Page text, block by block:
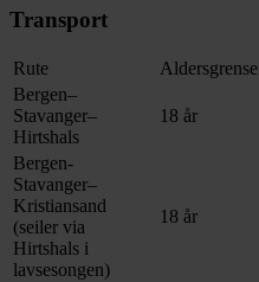
Transport
Rute
Aldersgrense
Bergen–
Stavanger–
Hirtshals
18 år
Bergen-
Stavanger–
Kristiansand
(seiler via
Hirtshals i
lavsesongen)
18 år